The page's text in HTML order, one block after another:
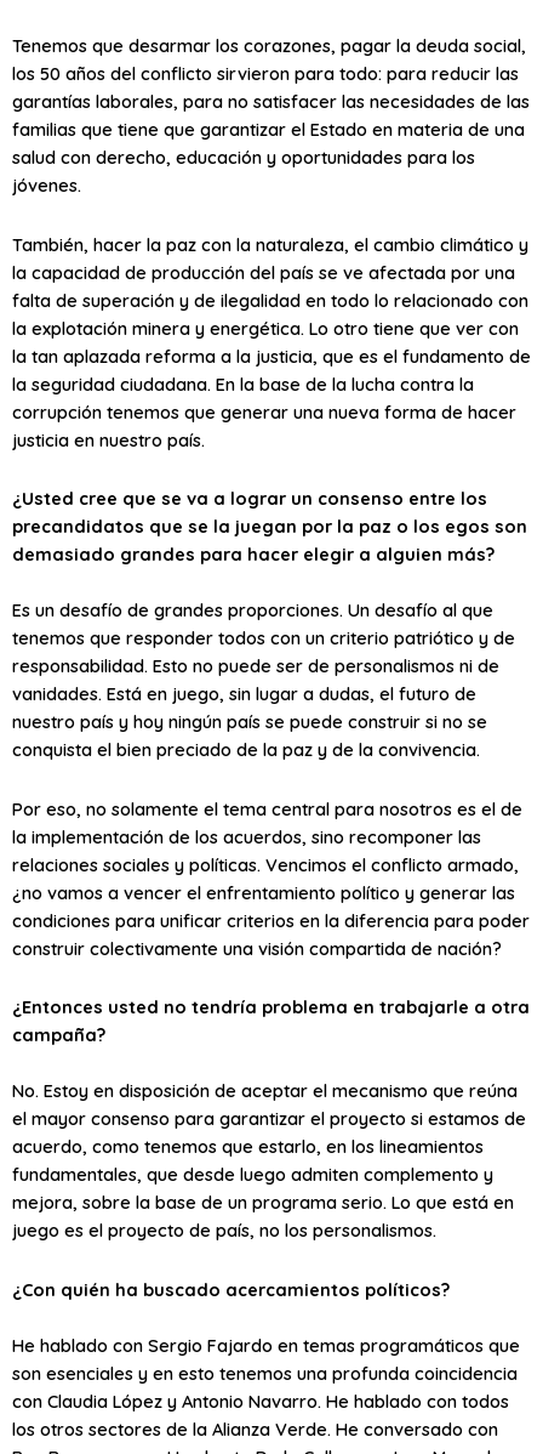
Tenemos que desarmar los corazones, pagar la deuda social,
los 50 años del conflicto sirvieron para todo: para reducir las
garantías laborales, para no satisfacer las necesidades de las
familias que tiene que garantizar el Estado en materia de una
salud con derecho, educación y oportunidades para los
jóvenes.
También, hacer la paz con la naturaleza, el cambio climático y
la capacidad de producción del país se ve afectada por una
falta de superación y de ilegalidad en todo lo relacionado con
la explotación minera y energética. Lo otro tiene que ver con
la tan aplazada reforma a la justicia, que es el fundamento de
la seguridad ciudadana. En la base de la lucha contra la
corrupción tenemos que generar una nueva forma de hacer
justicia en nuestro país.
¿Usted cree que se va a lograr un consenso entre los
precandidatos que se la juegan por la paz o los egos son
demasiado grandes para hacer elegir a alguien más?
Es un desafío de grandes proporciones. Un desafío al que
tenemos que responder todos con un criterio patriótico y de
responsabilidad. Esto no puede ser de personalismos ni de
vanidades. Está en juego, sin lugar a dudas, el futuro de
nuestro país y hoy ningún país se puede construir si no se
conquista el bien preciado de la paz y de la convivencia.
Por eso, no solamente el tema central para nosotros es el de
la implementación de los acuerdos, sino recomponer las
relaciones sociales y políticas. Vencimos el conflicto armado,
¿no vamos a vencer el enfrentamiento político y generar las
condiciones para unificar criterios en la diferencia para poder
construir colectivamente una visión compartida de nación?
¿Entonces usted no tendría problema en trabajarle a otra
campaña?
No. Estoy en disposición de aceptar el mecanismo que reúna
el mayor consenso para garantizar el proyecto si estamos de
acuerdo, como tenemos que estarlo, en los lineamientos
fundamentales, que desde luego admiten complemento y
mejora, sobre la base de un programa serio. Lo que está en
juego es el proyecto de país, no los personalismos.
¿Con quién ha buscado acercamientos políticos?
He hablado con Sergio Fajardo en temas programáticos que
son esenciales y en esto tenemos una profunda coincidencia
con Claudia López y Antonio Navarro. He hablado con todos
los otros sectores de la Alianza Verde. He conversado con